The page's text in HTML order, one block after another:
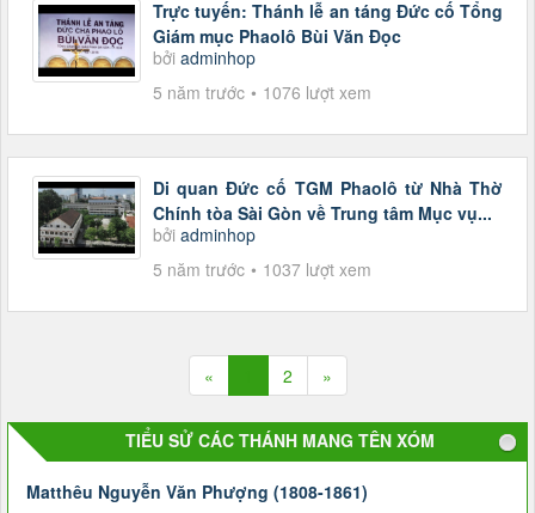
Trực tuyến: Thánh lễ an táng Đức cố Tổng
Giám mục Phaolô Bùi Văn Đọc
bởi adminhop
5 năm trước
1076 lượt xem
Di quan Đức cố TGM Phaolô từ Nhà Thờ
Chính tòa Sài Gòn về Trung tâm Mục vụ...
bởi adminhop
5 năm trước
1037 lượt xem
« 2 »
TIỂU SỬ CÁC THÁNH MANG TÊN XÓM
Matthêu Nguyễn Văn Phượng (1808-1861)